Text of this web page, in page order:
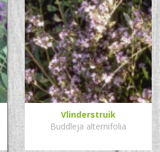
Vlinderstruik
Buddleja alternifolia